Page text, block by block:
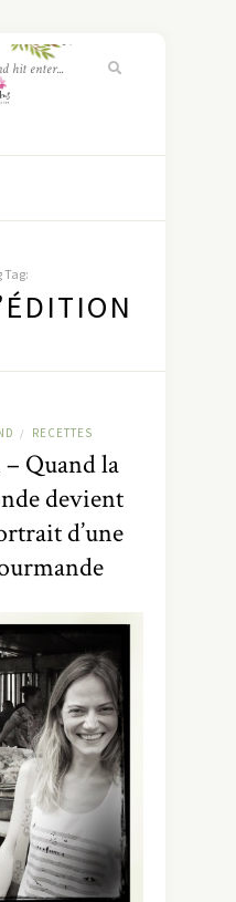
Tag:
/ RECETTES
Quand la
devient
d’une